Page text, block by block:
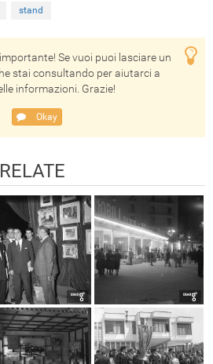
stand
Se vuoi puoi lasciare un
stai consultando per aiutarci a
informazioni. Grazie!
Okay